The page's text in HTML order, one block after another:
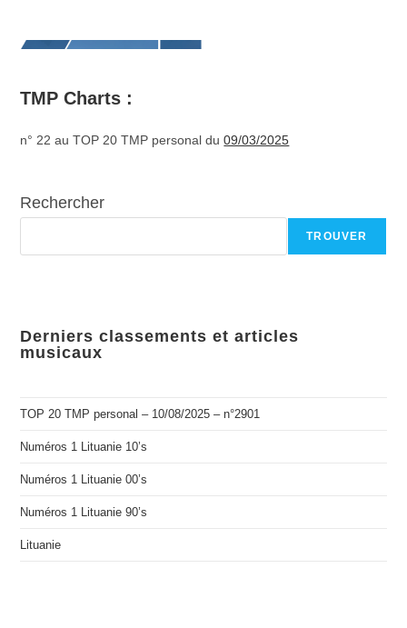
TMP Charts :
n° 22 au TOP 20 TMP personal du09/03/2025
Rechercher
TROUVER
Derniers classements et articles
musicaux
TOP 20 TMP personal – 10/08/2025 – n°2901
Numéros 1 Lituanie 10’s
Numéros 1 Lituanie 00’s
Numéros 1 Lituanie 90’s
Lituanie